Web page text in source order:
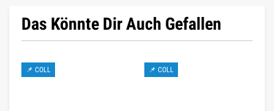
Das Könnte Dir Auch Gefallen
📌 COLL 📌 COLL